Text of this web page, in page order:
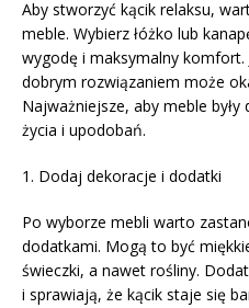
Aby stworzyć kącik relaksu,
meble. Wybierz łóżko lub
wygodę i maksymalny komfort.
dobrym rozwiązaniem może
Najważniejsze, aby meble
życia i upodobań.
1. Dodaj dekoracje i dodatki
Po wyborze mebli warto
dodatkami. Mogą to być
świeczki, a nawet rośliny.
i sprawiają, że kącik staje się